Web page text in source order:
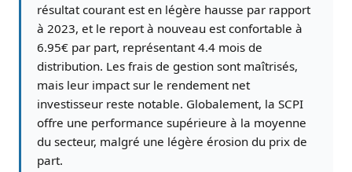
résultat courant est en légère hausse par rapport
à 2023, et le report à nouveau est confortable à
6.95€ par part, représentant 4.4 mois de
distribution. Les frais de gestion sont maîtrisés,
mais leur impact sur le rendement net
investisseur reste notable. Globalement, la SCPI
offre une performance supérieure à la moyenne
du secteur, malgré une légère érosion du prix de
part.